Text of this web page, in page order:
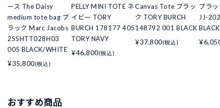
ース The Daisy
medium tote bag ブ
ラック Marc Jacobs
2S5HTT028H03
005 BLACK/WHITE
¥35,800(税込)
PELLY MINI TOTE ネ
イビー TORY
BURCH 178177 405
TORY NAVY
¥46,800(税込)
Canvas Tote ブラッ
ク TORY BURCH
148792 001 BLACK
¥37,800(税込)
ブラ
JJ-
BLACK
おすすめ商品